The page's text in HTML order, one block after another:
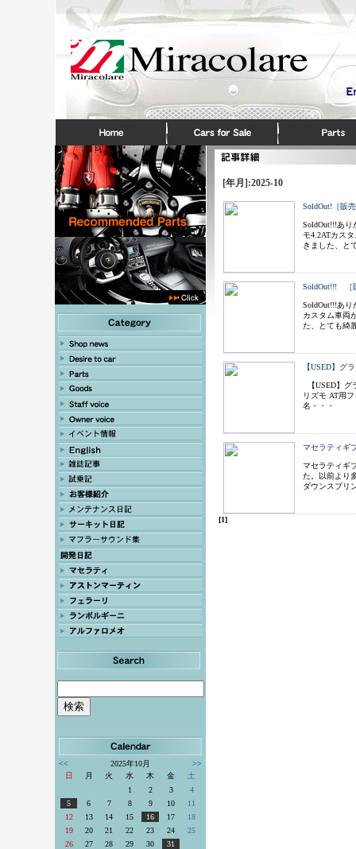
<< 2025年10月
>>
日
月 火 水 木 金
土
1
2 3
4
5
6 7 8 9 10
11
12
13 14 15 16 17
18
19
20 21 22 23 24
25
26
27 28 29 30 31
[年月]:2025-10
SoldOut!［販
SoldOut!!!あ
モ4.2ATカス
きました、と
SoldOut!!! ［
SoldOut!!!あ
カスタム車両
た、とても綺
【USED】グ
【USED】グ
リズモ AT用
名・・・
マセラティギ
マセラティギ
た。以前より
ダウンスプリ
[1]